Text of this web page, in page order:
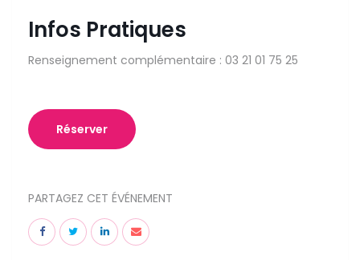
Infos Pratiques
Renseignement complémentaire : 03 21 01 75 25
Réserver
PARTAGEZ CET ÉVÉNEMENT